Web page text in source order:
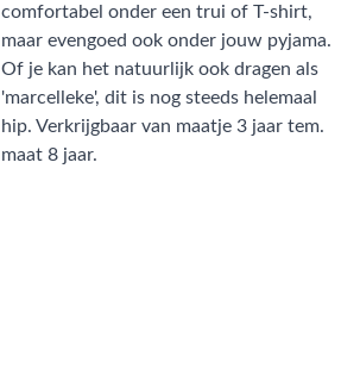
comfortabel onder een trui of T-shirt,
maar evengoed ook onder jouw pyjama.
Of je kan het natuurlijk ook dragen als
'marcelleke', dit is nog steeds helemaal
hip. Verkrijgbaar van maatje 3 jaar tem.
maat 8 jaar.